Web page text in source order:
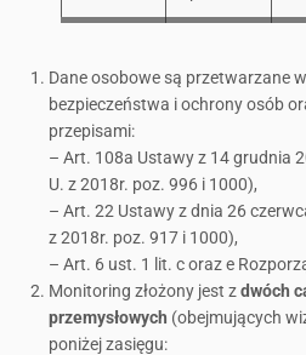
Dane osobowe są przetwarzane
bezpieczeństwa i ochrony osób
przepisami:
– Art. 108a Ustawy z 14 grudnia
U. z 2018r. poz. 996 i 1000),
– Art. 22 Ustawy z dnia 26
z 2018r. poz. 917 i 1000),
– Art. 6 ust. 1 lit. c oraz e
Monitoring złożony jest zdwóch
przemysłowych (obejmujących
poniżej zasięgu: